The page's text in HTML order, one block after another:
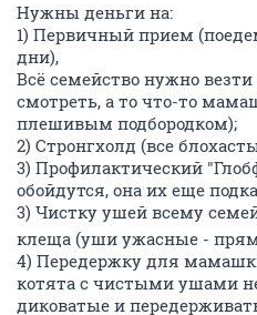
Нужны деньги на:
1) Первичный прием
дни),
Всё семейство нужно
смотреть, а то что-то
плешивым подбородком);
2) Стронгхолд (все
3) Профилактический
обойдутся, она их еще
3) Чистку ушей всему
клеща (уши ужасные -
4) Передержку для
котята с чистыми ушами
диковатые и